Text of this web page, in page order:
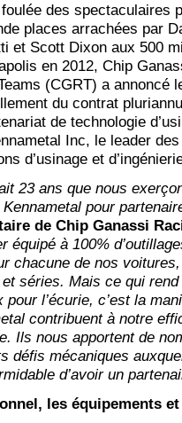
des spectaculaires
places arrachées par
et Scott Dixon aux 500
en 2012, Chip
(CGRT) a annoncé
du contrat
de technologie
Inc, le leader des
d’usinage et
23 ans que nous
pour
de Chip Ganassi
équipé à 100%
chacune de nos
séries. Mais ce qui
pour l’écurie, c’est la
contribuent à notre
Ils nous apportent de
défis mécaniques
d’avoir un
les équipements